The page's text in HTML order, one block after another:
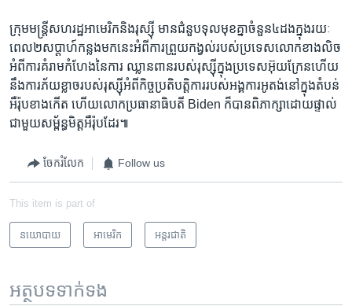
ក្រុម​មន្ត្រី​សហរដ្ឋ​អាមេរិក​និង​រុស្ស៊ី មាន​ជំនួប​ទុល​មុខ​គ្នា​ចំនួន៤ដង​ក្នុង​រយៈ
ពេល២សប្តាហ៍​កន្លង​មក​នេះ​អំពី​ការព្រួយ​កង្វល់​របស់​ប្រទេស​លោក​ខាង​លិច​
អំពី​ការគំរាម​កំហែង​នៃ​ការ ឈ្លានពាន​របស់​រុស្ស៊ី​ក្នុង​ប្រទេស​អ៊ុយក្រែន​ហើយ​
នឹងការភ័យ​ខ្លាច​របស់​រុស្ស៊ី​អំពី​កិច្ចប្រតិបត្តិការ​របស់​អង្គការ​អូតង់​នៅ​ក្នុង​តំបន់​
អឺរ៉ុប​ខាង​កើត ហើយ​លោក​ប្រធានាធិបតី Biden ក៏​បាន​ពិភាក្សា​ដោយ​ផ្ទាល់​
ជាមួយ​សម្ព័ន្ធមិត្ត​អឺរ៉ុប​ដែរ៕
ចែករំលែក Follow us
This item is part of
នយោបាយ អាមេរិក​ អន្តរជាតិ
អត្ថបទ​ទាក់ទង